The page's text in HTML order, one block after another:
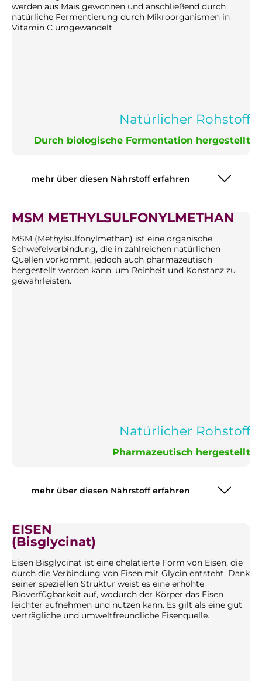
werden aus Mais gewonnen und anschließend durch
natürliche Fermentierung durch Mikroorganismen in
Vitamin C umgewandelt.
Natürlicher Rohstoff
Durch biologische Fermentation hergestellt
mehr über diesen Nährstoff erfahren
MSM METHYLSULFONYLMETHAN
MSM (Methylsulfonylmethan) ist eine organische
Schwefelverbindung, die in zahlreichen natürlichen
Quellen vorkommt, jedoch auch pharmazeutisch
hergestellt werden kann, um Reinheit und Konstanz zu
gewährleisten.
Natürlicher Rohstoff
Pharmazeutisch hergestellt
mehr über diesen Nährstoff erfahren
EISEN
(Bisglycinat)
Eisen Bisglycinat ist eine chelatierte Form von Eisen, die
durch die Verbindung von Eisen mit Glycin entsteht. Dank
seiner speziellen Struktur weist es eine erhöhte
Bioverfügbarkeit auf, wodurch der Körper das Eisen
leichter aufnehmen und nutzen kann. Es gilt als eine gut
verträgliche und umweltfreundliche Eisenquelle.